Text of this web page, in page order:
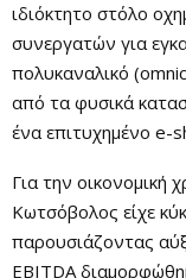
ιδιόκτητο στόλο
συνεργατών για
πολυκαναλικό
από τα φυσικά
ένα επιτυχημένο e-
Για την οικονομική
Κωτσόβολος είχε
παρουσιάζοντας
EBITDA